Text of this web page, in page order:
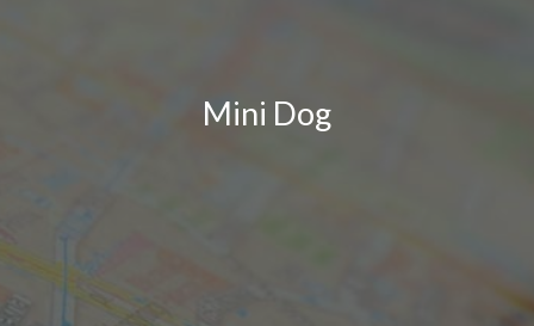
Mini Dog